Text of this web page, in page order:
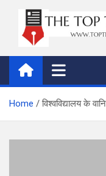
content
thetoptennews.com
Home विश्वविद्यालय के